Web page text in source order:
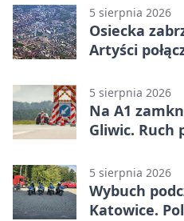
5 sierpnia 2026
Osiecka
Artyści
5 sierpnia 2026
Na A1
Gliwic. Ruch
5 sierpnia 2026
Wybuch
Katowice.